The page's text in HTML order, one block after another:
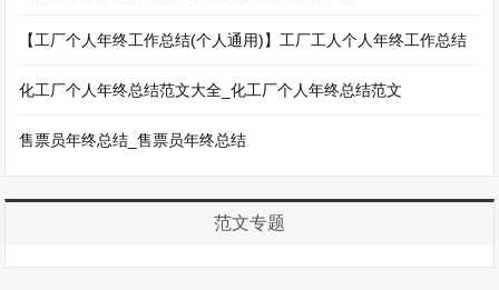
【工厂个人年终工作总结(个人通用)】工厂工人个人年终工作总结
化工厂个人年终总结范文大全_化工厂个人年终总结范文
售票员年终总结_售票员年终总结
范文专题